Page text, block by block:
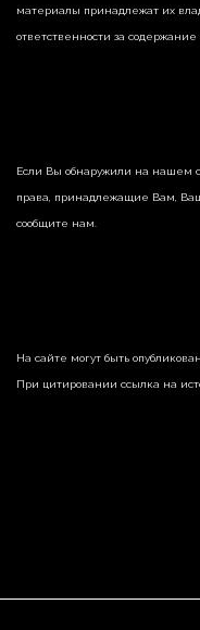
материалы принадлежат их
ответственности за
Если Вы обнаружили на нашем
права, принадлежащие Вам,
сообщите нам.
На сайте могут быть
При цитировании ссылка на